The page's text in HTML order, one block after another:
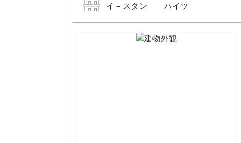
イ－スタン ハイツ